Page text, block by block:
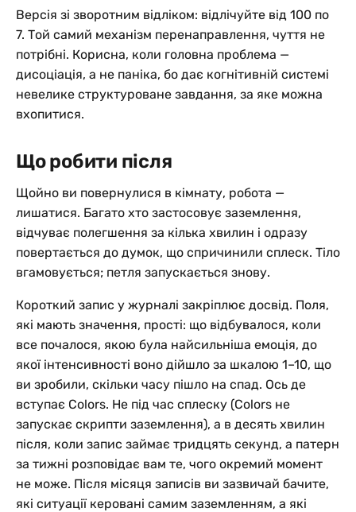
Версія зі зворотним відліком: відлічуйте від 100 по
7. Той самий механізм перенаправлення, чуття не
потрібні. Корисна, коли головна проблема —
дисоціація, а не паніка, бо дає когнітивній системі
невелике структуроване завдання, за яке можна
вхопитися.
Що робити після
Щойно ви повернулися в кімнату, робота —
лишатися. Багато хто застосовує заземлення,
відчуває полегшення за кілька хвилин і одразу
повертається до думок, що спричинили сплеск. Тіло
вгамовується; петля запускається знову.
Короткий запис у журналі закріплює досвід. Поля,
які мають значення, прості: що відбувалося, коли
все почалося, якою була найсильніша емоція, до
якої інтенсивності воно дійшло за шкалою 1–10, що
ви зробили, скільки часу пішло на спад. Ось де
вступає Colors. Не під час сплеску (Colors не
запускає скрипти заземлення), а в десять хвилин
після, коли запис займає тридцять секунд, а патерн
за тижні розповідає вам те, чого окремий момент
не може. Після місяця записів ви зазвичай бачите,
які ситуації керовані самим заземленням, а які